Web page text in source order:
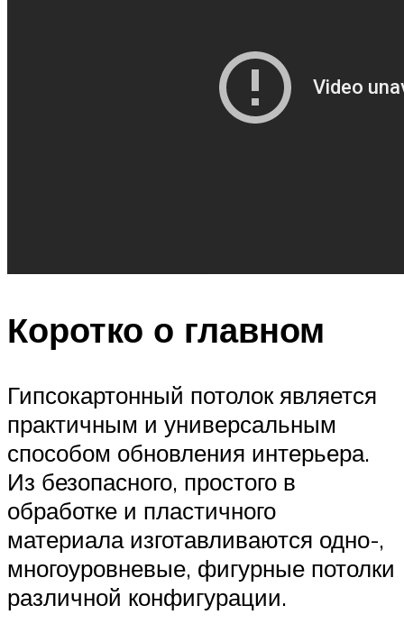
Коротко о главном
Гипсокартонный потолок является
практичным и универсальным
способом обновления интерьера.
Из безопасного, простого в
обработке и пластичного
материала изготавливаются одно-,
многоуровневые, фигурные потолки
различной конфигурации.